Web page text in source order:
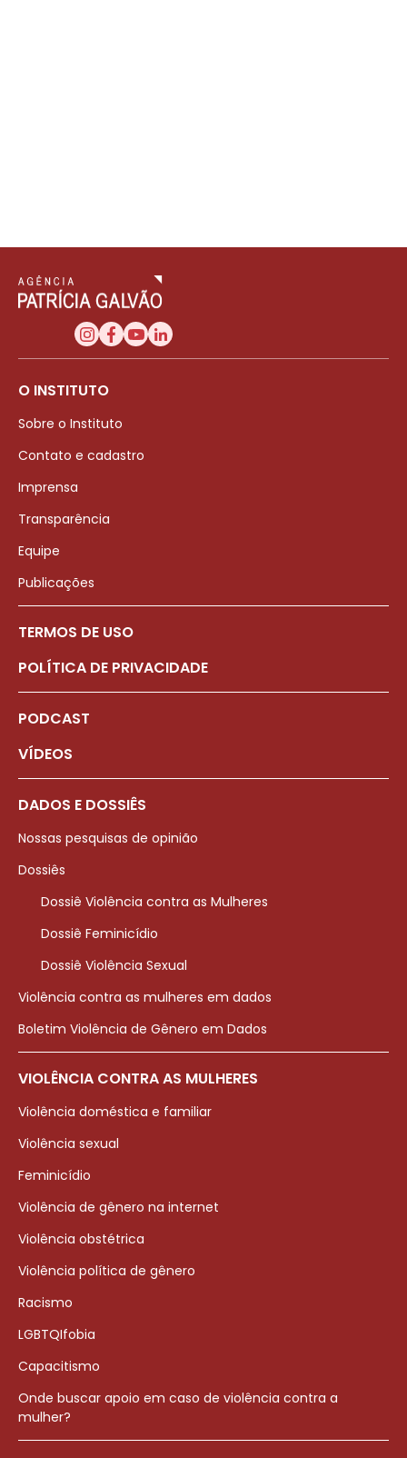
O INSTITUTO
Sobre o Instituto
Contato e cadastro
Imprensa
Transparência
Equipe
Publicações
TERMOS DE USO
POLÍTICA DE PRIVACIDADE
PODCAST
VÍDEOS
DADOS E DOSSIÊS
Nossas pesquisas de opinião
Dossiês
Dossiê Violência contra as Mulheres
Dossiê Feminicídio
Dossiê Violência Sexual
Violência contra as mulheres em dados
Boletim Violência de Gênero em Dados
VIOLÊNCIA CONTRA AS MULHERES
Violência doméstica e familiar
Violência sexual
Feminicídio
Violência de gênero na internet
Violência obstétrica
Violência política de gênero
Racismo
LGBTQIfobia
Capacitismo
Onde buscar apoio em caso de violência contra a
mulher?